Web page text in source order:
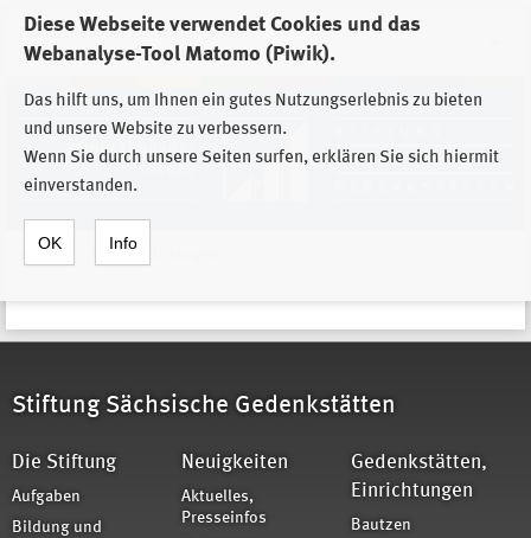
Diese Webseite verwendet Cookies und das
Webanalyse-Tool Matomo (Piwik).
Das hilft uns, um Ihnen ein gutes Nutzungserlebnis zu bieten
und unsere Website zu verbessern.
Wenn Sie durch unsere Seiten surfen, erklären Sie sich hiermit
einverstanden.
OK Info
Zur Auswahl der Einrichtungen der
Stiftung Sächsische Gedenkstätten
Stiftung Sächsische Gedenkstätten
Die Stiftung
Aufgaben
Bildung und
Neuigkeiten
Aktuelles,
Presseinfos
Gedenkstätten,
Einrichtungen
Bautzen